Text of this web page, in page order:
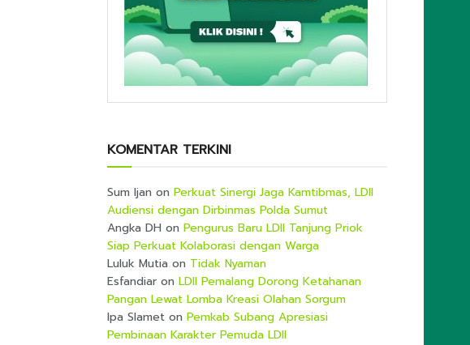
KOMENTAR TERKINI
Sum Ijan on Perkuat Sinergi Jaga Kamtibmas, LDII
Audiensi dengan Dirbinmas Polda Sumut
Angka DH on Pengurus Baru LDII Tanjung Priok
Siap Perkuat Kolaborasi dengan Warga
Luluk Mutia on Tidak Nyaman
Esfandiar on LDII Pemalang Dorong Ketahanan
Pangan Lewat Lomba Kreasi Olahan Sorgum
Ipa Slamet on Pemkab Subang Apresiasi
Pembinaan Karakter Pemuda LDII